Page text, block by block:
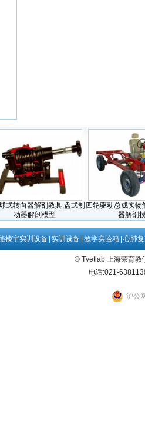
转向器解剖教具,盘式制
动器解剖模型
四轮驱动总成实物解
器解剖模型
楼宇实训设备 实训设备 教学实验箱 心肺
© Tvetlab 上海荣育教
电话:021-
沪公